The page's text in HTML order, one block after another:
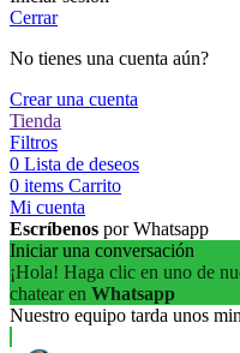
Cerrar
No tienes una cuenta aún?
Crear una cuenta
Tienda
Filtros
0 Lista de deseos
0 items Carrito
Mi cuenta
Escríbenos por Whatsapp
Iniciar una conversación
¡Hola! Haga clic en uno de
chatear en Whatsapp
Nuestro equipo tarda unos